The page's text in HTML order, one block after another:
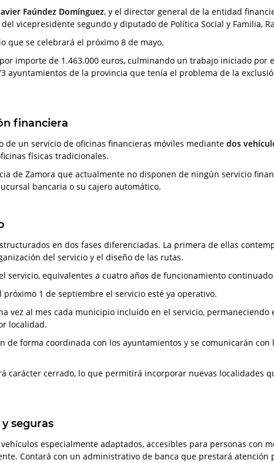
Faúndez Domínguez, y el director general de la entidad
vicepresidente segundo y diputado de Política Social y Familia,
que se celebrará el próximo 8 de mayo.
importe de 1.463.000 euros, culminando un trabajo iniciado por
ayuntamientos de la provincia que tenía el problema de la
financiera
un servicio de oficinas financieras móviles mediante dos
físicas tradicionales.
de Zamora que actualmente no disponen de ningún servicio
bancaria o su cajero automático.
en dos fases diferenciadas. La primera de ellas
del servicio y el diseño de las rutas.
servicio, equivalentes a cuatro años de funcionamiento
1 de septiembre el servicio esté ya operativo.
vez al mes cada municipio incluido en el servicio,
localidad.
de forma coordinada con los ayuntamientos y se comunicarán
carácter cerrado, lo que permitirá incorporar nuevas localidades
seguras
especialmente adaptados, accesibles para personas con
Contará con un administrativo de banca que prestará